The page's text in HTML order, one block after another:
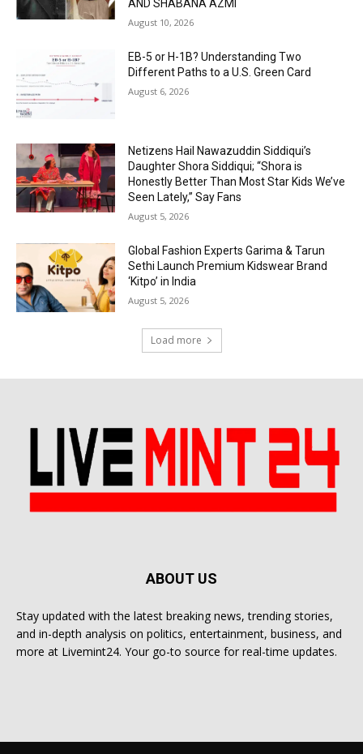
AND SHABANA AZMI
August 10, 2026
EB-5 or H-1B? Understanding Two
Different Paths to a U.S. Green Card
August 6, 2026
Netizens Hail Nawazuddin Siddiqui’s
Daughter Shora Siddiqui; “Shora is
Honestly Better Than Most Star Kids We’ve
Seen Lately,” Say Fans
August 5, 2026
Global Fashion Experts Garima & Tarun
Sethi Launch Premium Kidswear Brand
‘Kitpo’ in India
August 5, 2026
Load more
ABOUT US
Stay updated with the latest breaking news, trending stories,
and in-depth analysis on politics, entertainment, business, and
more at Livemint24. Your go-to source for real-time updates.